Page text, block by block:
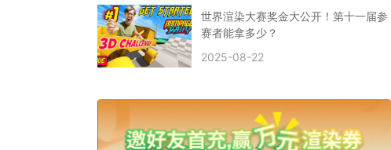
vray网络渲染
SAAS渲染农场
Lumion
ZBrush技巧
SketchUp教程
3dmax 渲染慢
渲染卡顿
云渲染怎么收费
纹理渲染
全局光引擎
渲染溢色
EEVEE渲染器
C4D教程
Corona降噪器
奥斯卡 电影
建模渲染
世界渲染大赛奖金大公开！第十一届参
赛者能拿多少？
2025-08-22